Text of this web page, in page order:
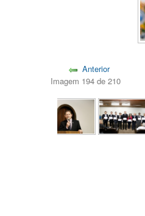
Anterior
Imagem 194 de 210